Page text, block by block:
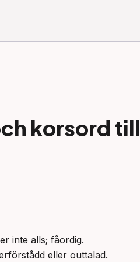
korsord till
inte alls; fåordig.
eller outtalad.